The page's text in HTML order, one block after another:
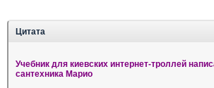
Цитата
Учебник для киевских интернет-троллей
сантехника Марио